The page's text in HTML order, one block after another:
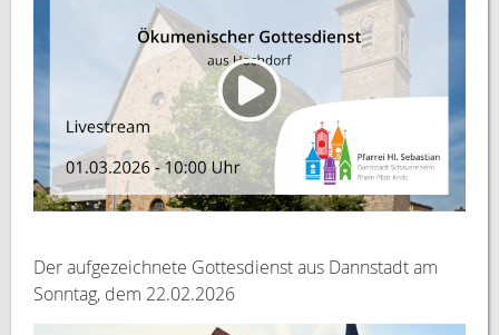
Der aufgezeichnete Gottesdienst aus Dannstadt am
Sonntag, dem 22.02.2026